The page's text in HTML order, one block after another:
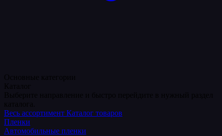
Весь ассортимент Каталог товаров
Пленки
Автомобильные пленки